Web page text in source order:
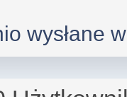
wysłane